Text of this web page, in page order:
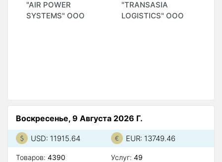
"AIR POWER
SYSTEMS" ООО
"TRANSASIA
LOGISTICS" ООО
Воскресенье, 9 Августа 2026 Г.
USD: 11915.64 EUR: 13749.46
Товаров: 4390
Услуг: 49